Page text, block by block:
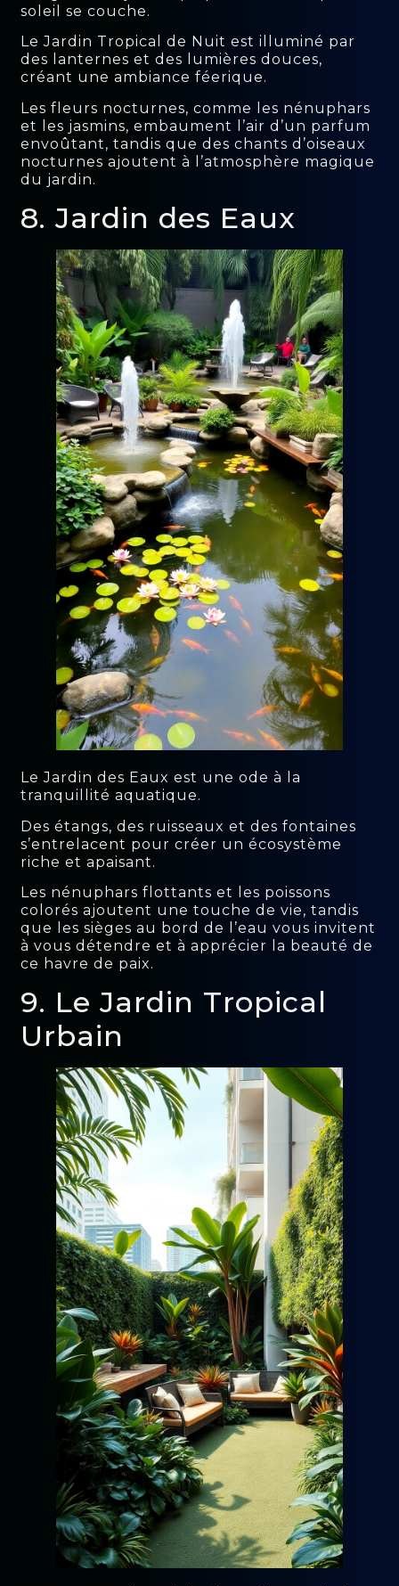
soleil se couche.
Le Jardin Tropical de Nuit est illuminé par
des lanternes et des lumières douces,
créant une ambiance féerique.
Les fleurs nocturnes, comme les nénuphars
et les jasmins, embaument l’air d’un parfum
envoûtant, tandis que des chants d’oiseaux
nocturnes ajoutent à l’atmosphère magique
du jardin.
8. Jardin des Eaux
Le Jardin des Eaux est une ode à la
tranquillité aquatique.
Des étangs, des ruisseaux et des fontaines
s’entrelacent pour créer un écosystème
riche et apaisant.
Les nénuphars flottants et les poissons
colorés ajoutent une touche de vie, tandis
que les sièges au bord de l’eau vous invitent
à vous détendre et à apprécier la beauté de
ce havre de paix.
9. Le Jardin Tropical
Urbain